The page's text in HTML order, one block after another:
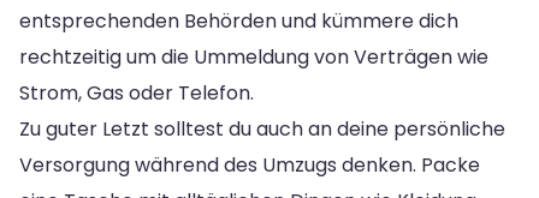
entsprechenden Behörden und kümmere dich
rechtzeitig um die Ummeldung von Verträgen wie
Strom, Gas oder Telefon.
Zu guter Letzt solltest du auch an deine persönliche
Versorgung während des Umzugs denken. Packe